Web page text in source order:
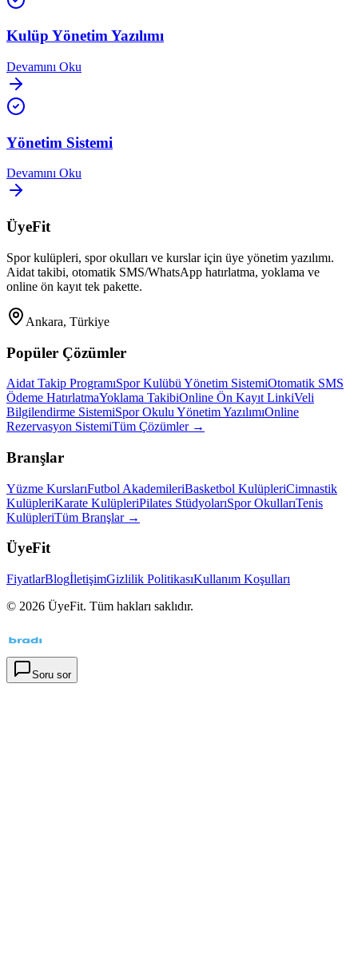
Kulüp Yönetim Yazılımı
Devamını Oku
Yönetim Sistemi
Devamını Oku
ÜyeFit
Spor kulüpleri, spor okulları ve kurslar için üye yönetim yazılımı.
Aidat takibi, otomatik SMS/WhatsApp hatırlatma, yoklama ve
online ön kayıt tek pakette.
Ankara, Türkiye
Popüler Çözümler
Aidat Takip ProgramıSpor Kulübü Yönetim SistemiOtomatik SMS
Ödeme HatırlatmaYoklama TakibiOnline Ön Kayıt LinkiVeli
Bilgilendirme SistemiSpor Okulu Yönetim YazılımıOnline
Rezervasyon SistemiTüm Çözümler →
Branşlar
Yüzme KurslarıFutbol AkademileriBasketbol KulüpleriCimnastik
KulüpleriKarate KulüpleriPilates StüdyolarıSpor OkullarıTenis
KulüpleriTüm Branşlar →
ÜyeFit
FiyatlarBlogİletişimGizlilik PolitikasıKullanım Koşulları
© 2026 ÜyeFit. Tüm hakları saklıdır.
Soru sor